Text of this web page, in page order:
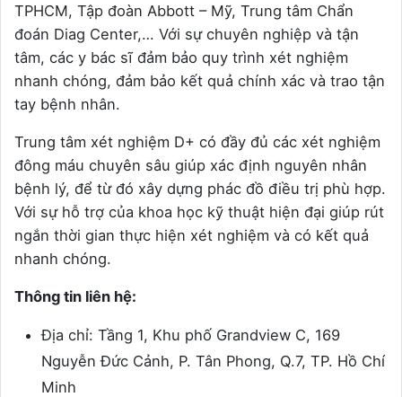
TPHCM, Tập đoàn Abbott – Mỹ, Trung tâm Chẩn
đoán Diag Center,… Với sự chuyên nghiệp và tận
tâm, các y bác sĩ đảm bảo quy trình xét nghiệm
nhanh chóng, đảm bảo kết quả chính xác và trao tận
tay bệnh nhân.
Trung tâm xét nghiệm D+ có đầy đủ các xét nghiệm
đông máu chuyên sâu giúp xác định nguyên nhân
bệnh lý, để từ đó xây dựng phác đồ điều trị phù hợp.
Với sự hỗ trợ của khoa học kỹ thuật hiện đại giúp rút
ngắn thời gian thực hiện xét nghiệm và có kết quả
nhanh chóng.
Thông tin liên hệ:
Địa chỉ: Tầng 1, Khu phố Grandview C, 169
Nguyễn Đức Cảnh, P. Tân Phong, Q.7, TP. Hồ Chí
Minh